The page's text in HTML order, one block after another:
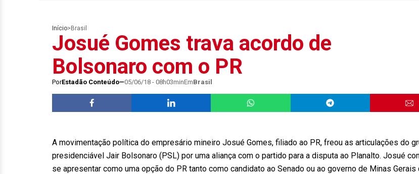
Início> Brasil
Josué Gomes trava acordo de
Bolsonaro com o PR
PorEstadão Conteúdo 05/06/18 - 08h03minEmBrasil
A movimentação política do empresário mineiro Josué Gomes, filiado ao PR, freou as articulações do
presidenciável Jair Bolsonaro (PSL) por uma aliança com o partido para a disputa ao Planalto. Josué
se apresentar como uma opção do PR tanto como candidato ao Senado ou ao governo de Minas Gerais